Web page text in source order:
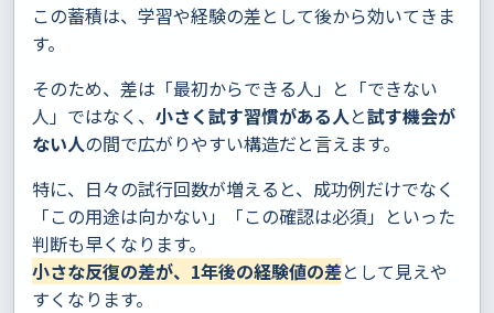
この蓄積は、学習や経験の差として後から効いてきま
す。
そのため、差は「最初からできる人」と「できない
人」ではなく、 小さく試す習慣がある人と試す機会が
ない人の間で広がりやすい構造だと言えます。
特に、日々の試行回数が増えると、成功例だけでなく
「この用途は向かない」「この確認は必須」といった
判断も早くなります。
小さな反復の差が、1年後の経験値の差として見えや
すくなります。